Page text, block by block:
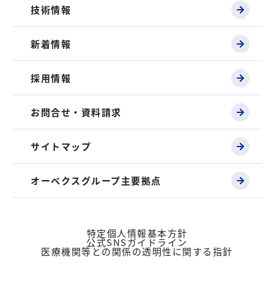
技術情報
新着情報
採用情報
お問合せ・資料請求
サイトマップ
オーベクスグループ主要拠点
特定個人情報基本方針
公式SNSガイドライン
医療機関等との関係の透明性に関する指針